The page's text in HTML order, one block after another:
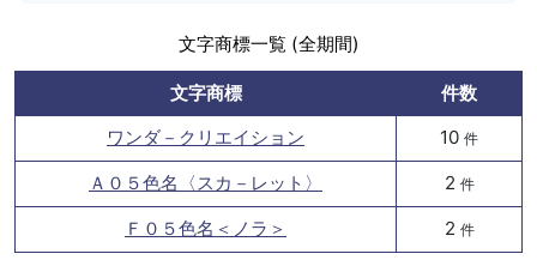
文字商標一覧 (全期間)
文字商標
件数
ワンダ－クリエイション
10 件
Ａ０５色名〈スカ－レット〉 2 件
Ｆ０５色名＜ノラ＞ 2 件